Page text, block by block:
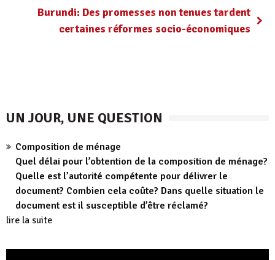
Burundi: Des promesses non tenues tardent
certaines réformes socio-économiques
UN JOUR, UNE QUESTION
Composition de ménage
Quel délai pour l’obtention de la composition de ménage?
Quelle est l’autorité compétente pour délivrer le
document? Combien cela coûte? Dans quelle situation le
document est il susceptible d’être réclamé?
lire la suite